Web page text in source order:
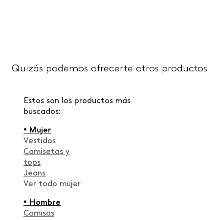
Quizás podemos ofrecerte otros productos
Estos son los productos más
buscados:
• Mujer
Vestidos
Camisetas y
tops
Jeans
Ver todo mujer
• Hombre
Camisas